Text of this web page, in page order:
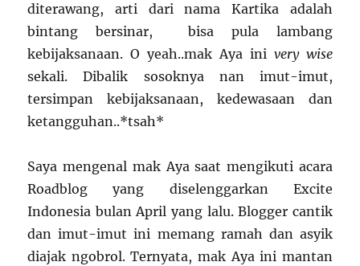
diterawang, arti dari nama Kartika adalah
bintang bersinar, bisa pula lambang
kebijaksanaan. O yeah..mak Aya ini very wise
sekali. Dibalik sosoknya nan imut-imut,
tersimpan kebijaksanaan, kedewasaan dan
ketangguhan..*tsah*
Saya mengenal mak Aya saat mengikuti acara
Roadblog yang diselenggarkan Excite
Indonesia bulan April yang lalu. Blogger cantik
dan imut-imut ini memang ramah dan asyik
diajak ngobrol. Ternyata, mak Aya ini mantan